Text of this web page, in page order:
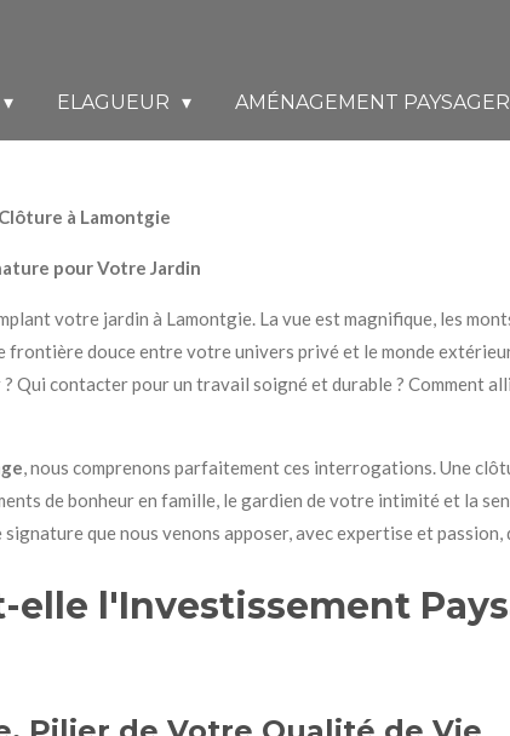
ELAGUEUR AMÉNAGEMENT PAYSAGER
à Lamontgie
pour Votre Jardin
votre jardin à Lamontgie. La vue est magnifique, les
frontière douce entre votre univers privé et le monde
Qui contacter pour un travail soigné et durable ? Comment
, nous comprenons parfaitement ces interrogations. Une
de bonheur en famille, le gardien de votre intimité et la
que nous venons apposer, avec expertise et
l'Investissement